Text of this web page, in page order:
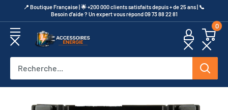
au
contenu
​📍​ Boutique Française | 🌟 +200 000 clients satisfaits depuis + de 25 ans | 📞​
Besoin d’aide ? Un expert vous répond 09 73 88 22 81
Accessoires
0